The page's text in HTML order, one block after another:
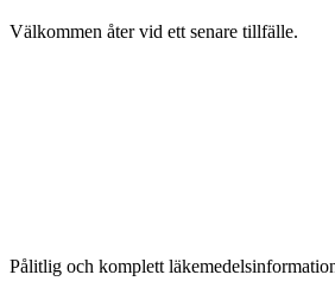
Välkommen åter vid ett senare tillfälle.
Pålitlig och komplett